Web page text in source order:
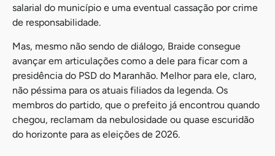
salarial do município e uma eventual cassação por crime
de responsabilidade.
Mas, mesmo não sendo de diálogo, Braide consegue
avançar em articulações como a dele para ficar com a
presidência do PSD do Maranhão. Melhor para ele, claro,
não péssima para os atuais filiados da legenda. Os
membros do partido, que o prefeito já encontrou quando
chegou, reclamam da nebulosidade ou quase escuridão
do horizonte para as eleições de 2026.